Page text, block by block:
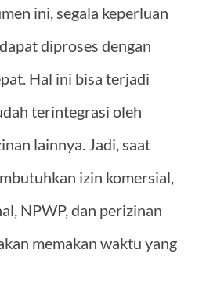
ini, segala keperluan
diproses dengan
Hal ini bisa terjadi
terintegrasi oleh
lainnya. Jadi, saat
izin komersial,
NPWP, dan perizinan
memakan waktu yang